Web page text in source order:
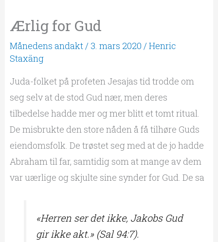
Ærlig for Gud
Månedens andakt/ 3. mars 2020 /Henric
Staxäng
Juda-folket på profeten Jesajas tid trodde om
seg selv at de stod Gud nær, men deres
tilbedelse hadde mer og mer blitt et tomt ritual.
De misbrukte den store nåden å få tilhøre Guds
eiendomsfolk. De trøstet seg med at de jo hadde
Abraham til far, samtidig som at mange av dem
var uærlige og skjulte sine synder for Gud. De sa
«Herren ser det ikke, Jakobs Gud
gir ikke akt.» (Sal 94:7).